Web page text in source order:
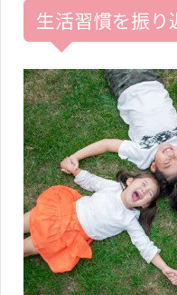
生活習慣を振り